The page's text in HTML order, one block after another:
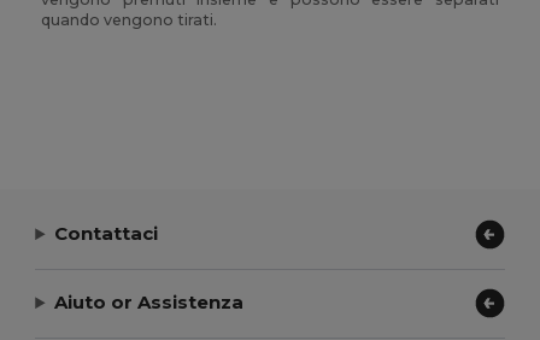
quando vengono tirati.
Contattaci
Aiuto or Assistenza